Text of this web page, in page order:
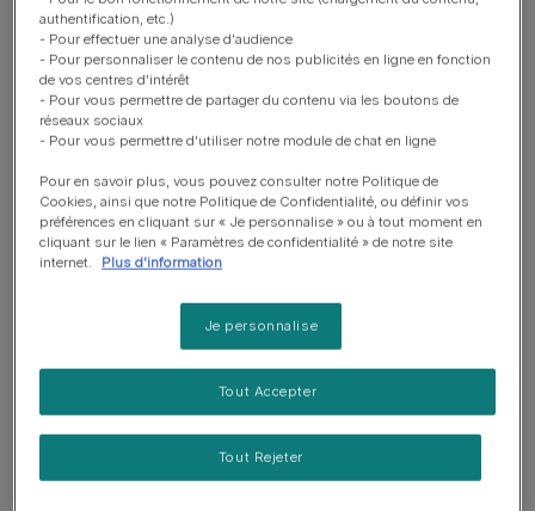
Sur la tête et autour des oreilles
Le long du dos
Sur les pattes avant
La forme circulaire n’apparaît pas toujours, rendant
parfois la maladie plus difficile à identifier, surtout aux
premiers stades.
Chats les plus à risque
La teigne peut touchertous les chats
fréquente chez :
Leschatons, dont le système immunitaire est encore
authentification, etc.)
- Pour effectuer une analyse d'audience
- Pour personnaliser le contenu de nos publicités en ligne en fonction
de vos centres d'intérêt
- Pour vous permettre de partager du contenu via les boutons de
réseaux sociaux
- Pour vous permettre d'utiliser notre module de chat en ligne
Pour en savoir plus, vous pouvez consulter notre Politique de
Cookies, ainsi que notre Politique de Confidentialité, ou définir vos
préférences en cliquant sur « Je personnalise » ou à tout moment en
cliquant sur le lien « Paramètres de confidentialité » de notre site
internet.
Plus d'information
Je personnalise
Tout Rejeter
Tout Accepter